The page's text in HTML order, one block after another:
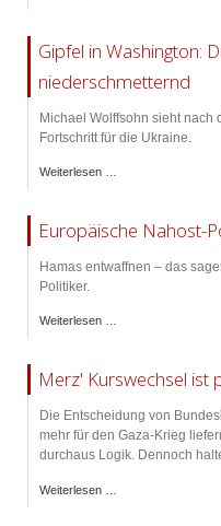
Gipfel in Washington:
niederschmetternd
Michael Wolffsohn sieht nach
Fortschritt für die Ukraine.
Weiterlesen …
Europäische Nahost-
Hamas entwaffnen – das
Politiker.
Weiterlesen …
Merz' Kurswechsel ist
Die Entscheidung von
mehr für den Gaza-Krieg
durchaus Logik. Dennoch
Weiterlesen …